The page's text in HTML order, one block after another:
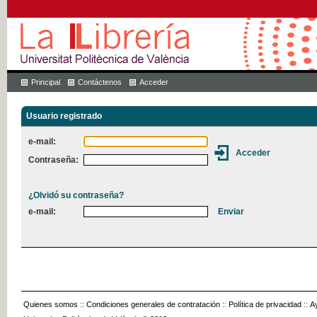
Principal Contáctenos Acceder
Usuario registrado
e-mail:
Contraseña:
¿Olvidó su contraseña?
e-mail:
Quienes somos :: Condiciones generales de contratación :: Política de privacidad ::